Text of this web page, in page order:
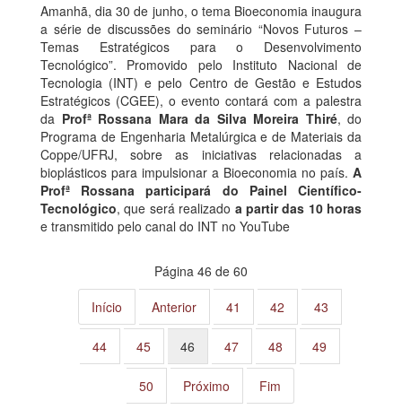
Amanhã, dia 30 de junho, o tema Bioeconomia inaugura
a série de discussões do seminário “Novos Futuros –
Temas Estratégicos para o Desenvolvimento
Tecnológico”. Promovido pelo Instituto Nacional de
Tecnologia (INT) e pelo Centro de Gestão e Estudos
Estratégicos (CGEE), o evento contará com a palestra
da Profª Rossana Mara da Silva Moreira Thiré, do
Programa de Engenharia Metalúrgica e de Materiais da
Coppe/UFRJ, sobre as iniciativas relacionadas a
bioplásticos para impulsionar a Bioeconomia no país. A
Profª Rossana participará do Painel Científico-
Tecnológico, que será realizado a partir das 10 horas
e transmitido pelo canal do INT no YouTube
Página 46 de 60
Início
Anterior 41 42 43
44 45 46 47 48 49
50 Próximo Fim